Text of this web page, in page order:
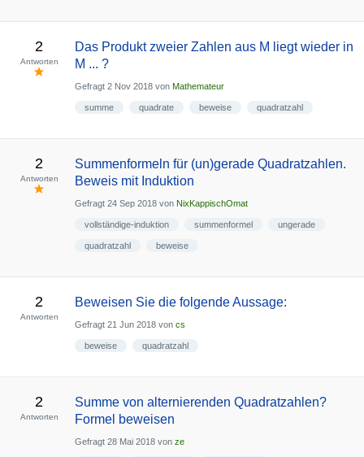
2
Antworten
Das Produkt zweier Zahlen aus M liegt wieder in
M ... ?
Gefragt 2 Nov 2018 von Mathemateur
summe quadrate beweise quadratzahl
2
Antworten
Summenformeln für (un)gerade Quadratzahlen.
Beweis mit Induktion
Gefragt 24 Sep 2018 von NixKappischOmat
vollständige-induktion summenformel ungerade
quadratzahl beweise
2
Antworten
Beweisen Sie die folgende Aussage:
Gefragt 21 Jun 2018 von cs
beweise quadratzahl
2
Antworten
Summe von alternierenden Quadratzahlen?
Formel beweisen
Gefragt 28 Mai 2018 von ze